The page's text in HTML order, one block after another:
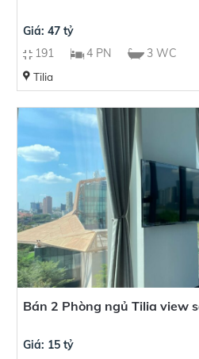
Giá: 47 tỷ
191
4 PN 3 WC
Tilia
Bán 2 Phòng ngủ Tilia view
Giá: 15 tỷ